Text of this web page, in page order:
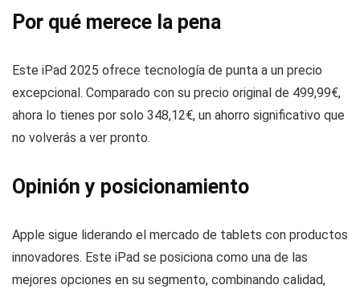
Por qué merece la pena
Este iPad 2025 ofrece tecnología de punta a un precio
excepcional. Comparado con su precio original de 499,99€,
ahora lo tienes por solo 348,12€, un ahorro significativo que
no volverás a ver pronto.
Opinión y posicionamiento
Apple sigue liderando el mercado de tablets con productos
innovadores. Este iPad se posiciona como una de las
mejores opciones en su segmento, combinando calidad,